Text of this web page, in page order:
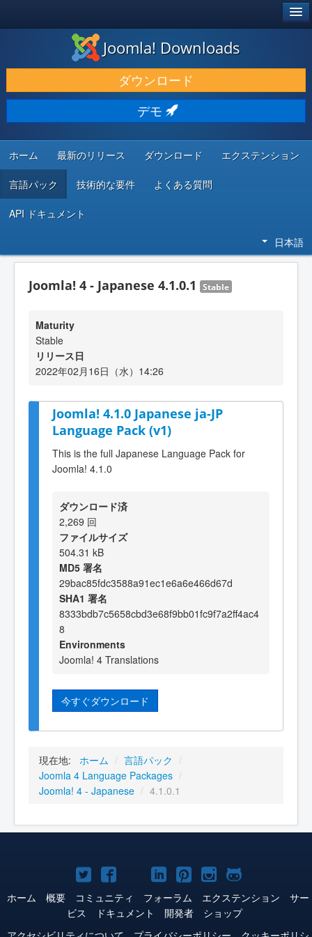
ダウンロードと機能拡張
発見と学び
コミュニティとサポート
開発者向けリソース
Joomla! Downloads
ダウンロード
デモ
ホーム 最新のリリース ダウンロード エクステンション
言語パック 技術的な要件 よくある質問
API ドキュメント
日本語
Joomla! 4 - Japanese 4.1.0.1 Stable
Maturity
Stable
リリース日
2022年02月16日（水）14:26
Joomla! 4.1.0 Japanese ja-JP
Language Pack (v1)
This is the full Japanese Language Pack for
Joomla! 4.1.0
ダウンロード済
2,269 回
ファイルサイズ
504.31 kB
MD5 署名
29bac85fdc3588a91ec1e6a6e466d67d
SHA1 署名
8333bdb7c5658cbd3e68f9bb01fc9f7a2ff4ac4
8
Environments
Joomla! 4 Translations
今すぐダウンロード
現在地: ホーム / 言語パック /
Joomla 4 Language Packages /
Joomla! 4 - Japanese / 4.1.0.1
Joomla!
Twitter
Joomla!
Facebook
Joomla!
YouTube
Joomla!
LinkedIn
Joomla!
Pinterest
Joomla!
Instagram
Joomla!
GitHub
ホーム 概要 コミュニティ フォーラム エクステンション
サー
ビス
ドキュメント 開発者
ショップ